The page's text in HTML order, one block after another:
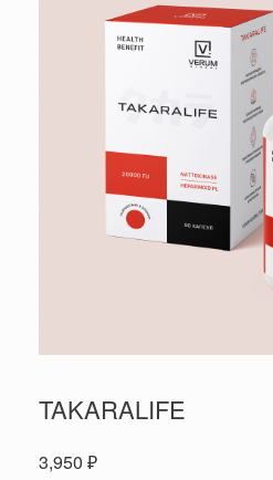
TAKARALIFE
3,950 ₽